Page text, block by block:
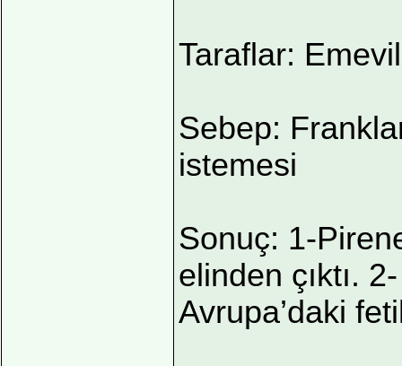
Taraflar:
Sebep:
istemesi
Sonuç: 1-
elinden çıktı.
Avrupa’daki